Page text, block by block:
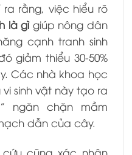
rằng, việc hiểu rõ
là gìgiúp nông dân
cạnh tranh sinh
giảm thiểu 30-50%
Các nhà khoa học
sinh vật này tạo ra
ngăn chặn mầm
dẫn của cây.